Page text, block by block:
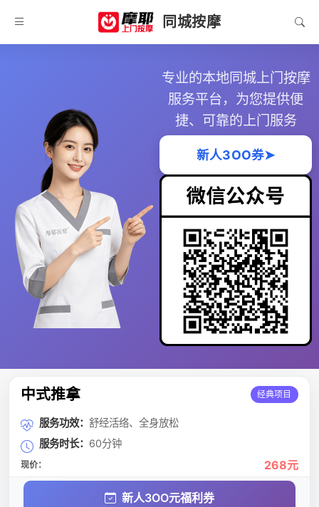
同城按摩
专业的本地同城上门按摩
服务平台，为您提供便
捷、可靠的上门服务
新人3OO券➤
中式推拿 经典项目
服务功效： 舒经活络、全身放松
服务时长： 60分钟
现价： 268元
新人3OO元福利券